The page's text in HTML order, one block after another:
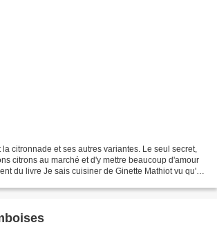
la citronnade et ses autres variantes. Le seul secret,
citrons au marché et d'y mettre beaucoup d'amour
du livre Je sais cuisiner de Ginette Mathiot vu qu'on